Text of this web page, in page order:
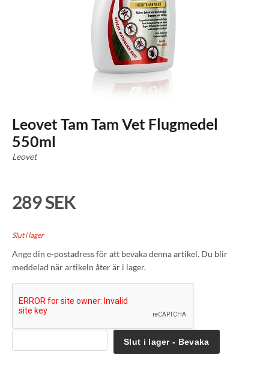
Leovet Tam Tam Vet Flugmedel
550ml
Leovet
289 SEK
Slut i lager
Ange din e-postadress för att bevaka denna artikel. Du blir
meddelad när artikeln åter är i lager.
Slut i lager - Bevaka